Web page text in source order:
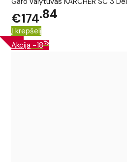
€174 84
Į krepšelį
Akcija -18%